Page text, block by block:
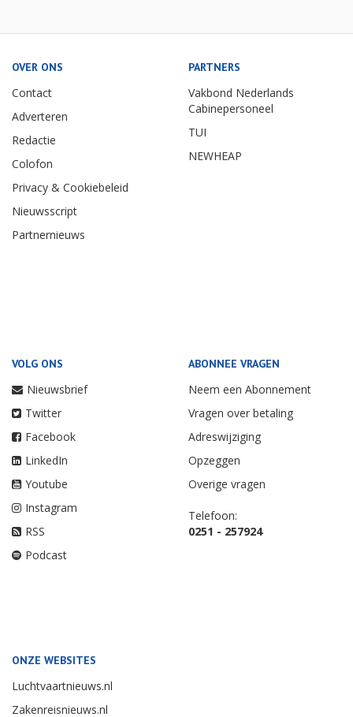
OVER ONS
Contact
Adverteren
Redactie
Colofon
Privacy & Cookiebeleid
Nieuwsscript
Partnernieuws
PARTNERS
Vakbond Nederlands
Cabinepersoneel
TUI
NEWHEAP
VOLG ONS
Nieuwsbrief
Twitter
Facebook
LinkedIn
Youtube
Instagram
RSS
Podcast
ABONNEE VRAGEN
Neem een Abonnement
Vragen over betaling
Adreswijziging
Opzeggen
Overige vragen
Telefoon:
0251 - 257924
ONZE WEBSITES
Luchtvaartnieuws.nl
Zakenreisnieuws.nl